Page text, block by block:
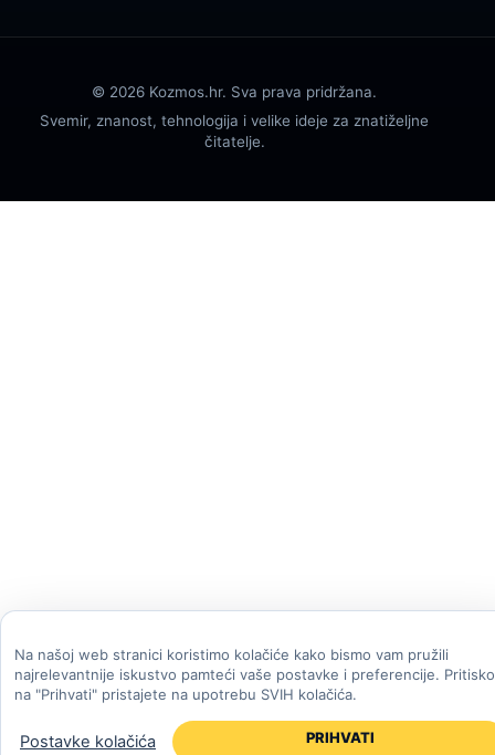
© 2026 Kozmos.hr. Sva prava pridržana.
Svemir, znanost, tehnologija i velike ideje za znatiželjne
čitatelje.
Na našoj web stranici koristimo kolačiće kako bismo vam pružili
najrelevantnije iskustvo pamteći vaše postavke i preferencije.
na "Prihvati" pristajete na upotrebu SVIH kolačića.
Postavke kolačića PRIHVATI